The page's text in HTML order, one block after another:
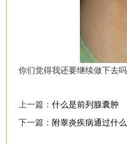
你们觉得我还要继续做下去吗
上一篇： 什么是前列腺囊肿
下一篇： 附睾炎疾病通过什